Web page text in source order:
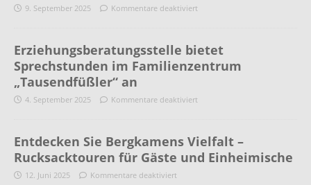
9. September 2025 Kommentare deaktiviert
Erziehungsberatungsstelle bietet
Sprechstunden im Familienzentrum
„Tausendfüßler“ an
4. September 2025 Kommentare deaktiviert
Entdecken Sie Bergkamens Vielfalt –
Rucksacktouren für Gäste und Einheimische
12. Juni 2025 Kommentare deaktiviert